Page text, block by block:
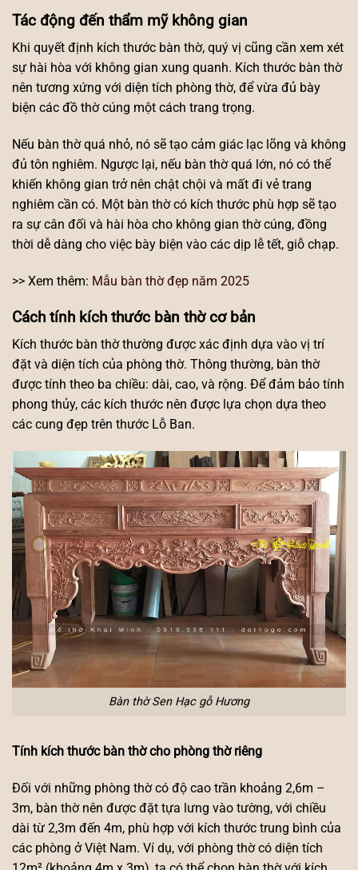
Tác động đến thẩm mỹ không gian
Khi quyết định kích thước bàn thờ, quý vị cũng cần xem xét
sự hài hòa với không gian xung quanh. Kích thước bàn thờ
nên tương xứng với diện tích phòng thờ, để vừa đủ bày
biện các đồ thờ cúng một cách trang trọng.
Nếu bàn thờ quá nhỏ, nó sẽ tạo cảm giác lạc lõng và không
đủ tôn nghiêm. Ngược lại, nếu bàn thờ quá lớn, nó có thể
khiến không gian trở nên chật chội và mất đi vẻ trang
nghiêm cần có. Một bàn thờ có kích thước phù hợp sẽ tạo
ra sự cân đối và hài hòa cho không gian thờ cúng, đồng
thời dễ dàng cho việc bày biện vào các dịp lễ tết, giỗ chạp.
>> Xem thêm: Mẫu bàn thờ đẹp năm 2025
Cách tính kích thước bàn thờ cơ bản
Kích thước bàn thờ thường được xác định dựa vào vị trí
đặt và diện tích của phòng thờ. Thông thường, bàn thờ
được tính theo ba chiều: dài, cao, và rộng. Để đảm bảo tính
phong thủy, các kích thước nên được lựa chọn dựa theo
các cung đẹp trên thước Lỗ Ban.
Bàn thờ Sen Hạc gỗ Hương
Tính kích thước bàn thờ cho phòng thờ riêng
Đối với những phòng thờ có độ cao trần khoảng 2,6m –
3m, bàn thờ nên được đặt tựa lưng vào tường, với chiều
dài từ 2,3m đến 4m, phù hợp với kích thước trung bình của
các phòng ở Việt Nam. Ví dụ, với phòng thờ có diện tích